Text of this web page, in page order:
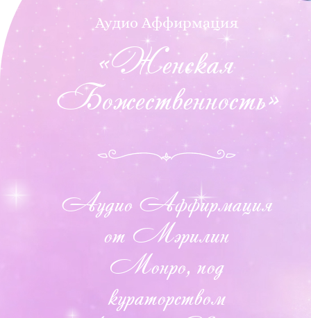
Аудио Аффирмация
«Женская
Божественность»
Аудио Аффирмация
от Мэрилин
Монро, под
кураторством